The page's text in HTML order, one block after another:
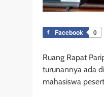
Facebook 0
Ruang Rapat
turunannya ada
mahasiswa